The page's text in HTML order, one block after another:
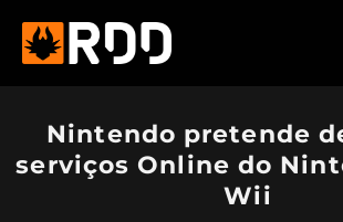
Nintendo pretende
serviços Online do
Wii